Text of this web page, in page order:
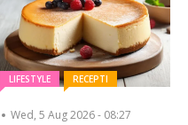
LIFESTYLE RECEPTI
Wed, 5 Aug 2026 - 08:27